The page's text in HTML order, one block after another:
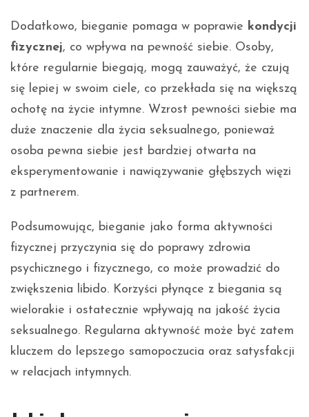
Dodatkowo, bieganie pomaga w poprawie kondycji
fizycznej, co wpływa na pewność siebie. Osoby,
które regularnie biegają, mogą zauważyć, że czują
się lepiej w swoim ciele, co przekłada się na większą
ochotę na życie intymne. Wzrost pewności siebie ma
duże znaczenie dla życia seksualnego, ponieważ
osoba pewna siebie jest bardziej otwarta na
eksperymentowanie i nawiązywanie głębszych więzi
z partnerem.
Podsumowując, bieganie jako forma aktywności
fizycznej przyczynia się do poprawy zdrowia
psychicznego i fizycznego, co może prowadzić do
zwiększenia libido. Korzyści płynące z biegania są
wielorakie i ostatecznie wpływają na jakość życia
seksualnego. Regularna aktywność może być zatem
kluczem do lepszego samopoczucia oraz satysfakcji
w relacjach intymnych.